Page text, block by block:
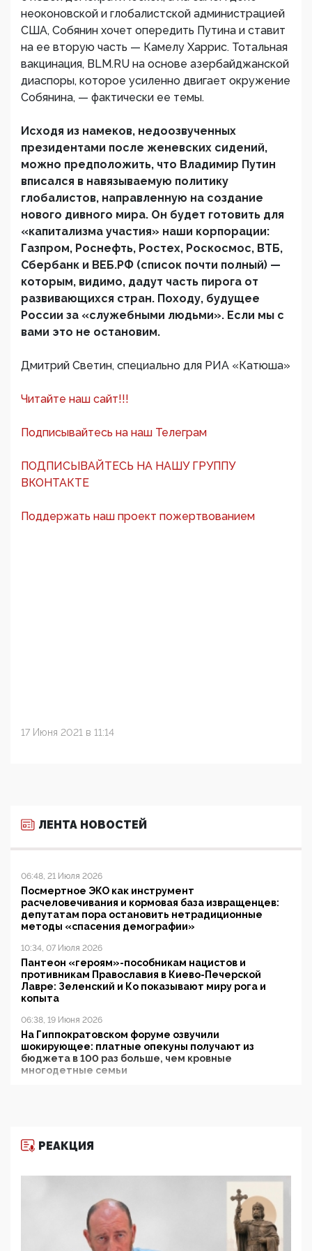
неоконовской и глобалистской администрацией
США, Собянин хочет опередить Путина и ставит
на ее вторую часть — Камелу Харрис. Тотальная
вакцинация, BLM.RU на основе азербайджанской
диаспоры, которое усиленно двигает окружение
Собянина, — фактически ее темы.
Исходя из намеков, недоозвученных
президентами после женевских сидений,
можно предположить, что Владимир Путин
вписался в навязываемую политику
глобалистов, направленную на создание
нового дивного мира. Он будет готовить для
«капитализма участия» наши корпорации:
Газпром, Роснефть, Ростех, Роскосмос, ВТБ,
Сбербанк и ВЕБ.РФ (список почти полный) —
которым, видимо, дадут часть пирога от
развивающихся стран. Походу, будущее
России за «служебными людьми». Если мы с
вами это не остановим.
Дмитрий Светин, специально для РИА «Катюша»
Читайте наш сайт!!!
Подписывайтесь на наш Телеграм
ПОДПИСЫВАЙТЕСЬ НА НАШУ ГРУППУ
ВКОНТАКТЕ
Поддержать наш проект пожертвованием
17 Июня 2021 в 11:14
ЛЕНТА НОВОСТЕЙ
06:48, 21 Июля 2026
Посмертное ЭКО как инструмент
расчеловечивания и кормовая база извращенцев:
депутатам пора остановить нетрадиционные
методы «спасения демографии»
10:34, 07 Июля 2026
Пантеон «героям»-пособникам нацистов и
противникам Православия в Киево-Печерской
Лавре: Зеленский и Ко показывают миру рога и
копыта
06:38, 19 Июня 2026
На Гиппократовском форуме озвучили
шокирующее: платные опекуны получают из
бюджета в 100 раз больше, чем кровные
многодетные семьи
11:53, 09 Июня 2026
деятельность ИИТО ЮНЕСКО в России, но
цифроглобалисты продолжают определять
повестку в образовании
09:43, 01 Июня 2026
5G за счет здоровья граждан: Минцифры намерено
РЕАКЦИЯ